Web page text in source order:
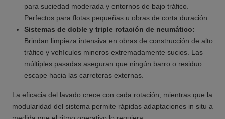
para suciedad moderada y entornos de bajo tráfico.
Perfectos para flotas pequeñas u obras de corta duración.
Sistemas de doble y triple rotación de neumático:
Brindan limpieza intensiva en obras de construcción de alto
tráfico y vehículos mineros extremadamente sucios. Las
múltiples pasadas aseguran que ningún barro o residuo
escape hacia las carreteras externas.
La eficacia del lavado crece con cada rotación, mientras que la
modularidad del sistema permite rápidas adaptaciones in situ a